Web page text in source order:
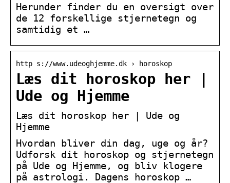
Herunder finder du en oversigt over
de 12 forskellige stjernetegn og
samtidig et …
http s://www.udeoghjemme.dk › horoskop
Læs dit horoskop her |
Ude og Hjemme
Læs dit horoskop her | Ude og
Hjemme
Hvordan bliver din dag, uge og år?
Udforsk dit horoskop og stjernetegn
på Ude og Hjemme, og bliv klogere
på astrologi. Dagens horoskop …